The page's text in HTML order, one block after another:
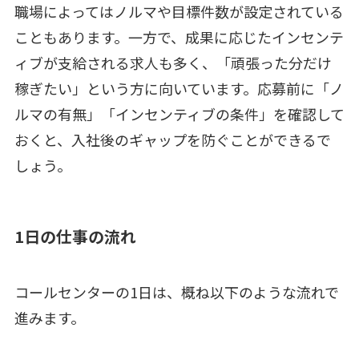
職場によってはノルマや目標件数が設定されている
こともあります。一方で、成果に応じたインセンテ
ィブが支給される求人も多く、「頑張った分だけ
稼ぎたい」という方に向いています。応募前に「ノ
ルマの有無」「インセンティブの条件」を確認して
おくと、入社後のギャップを防ぐことができるで
しょう。
1日の仕事の流れ
コールセンターの1日は、概ね以下のような流れで
進みます。